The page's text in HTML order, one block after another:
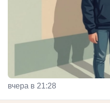
вчера в 21:28